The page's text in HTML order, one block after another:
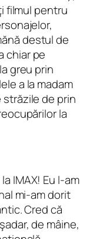
filmul pentru
destul de
chiar pe
greu prin
a la madam
de prin
la
IMAX! Eu l-am
mi-am dorit
Cred că
de mâine,